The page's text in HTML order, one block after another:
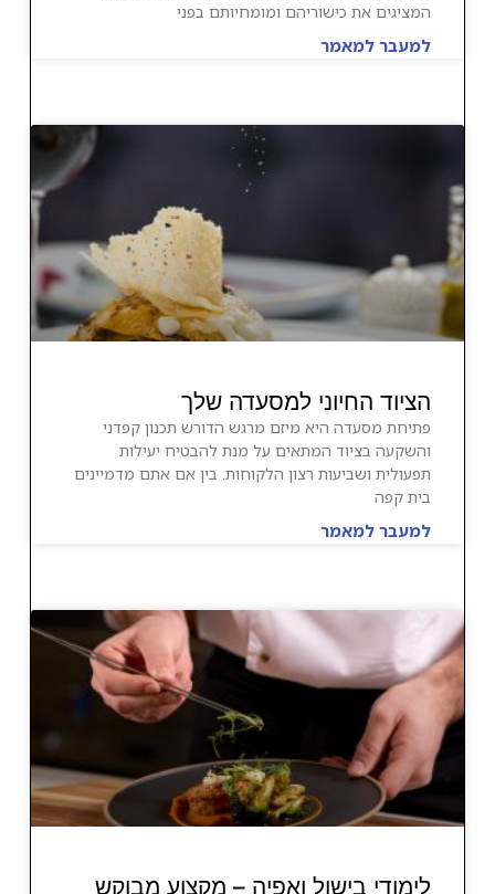
המציגים את כישוריהם ומומחיותם בפני
למעבר למאמר
הציוד החיוני למסעדה שלך
פתיחת מסעדה היא מיזם מרגש הדורש תכנון קפדני
והשקעה בציוד המתאים על מנת להבטיח יעילות
תפעולית ושביעות רצון הלקוחות. בין אם אתם מדמיינים
בית קפה
למעבר למאמר
לימודי בישול ואפיה – מקצוע מבוקש